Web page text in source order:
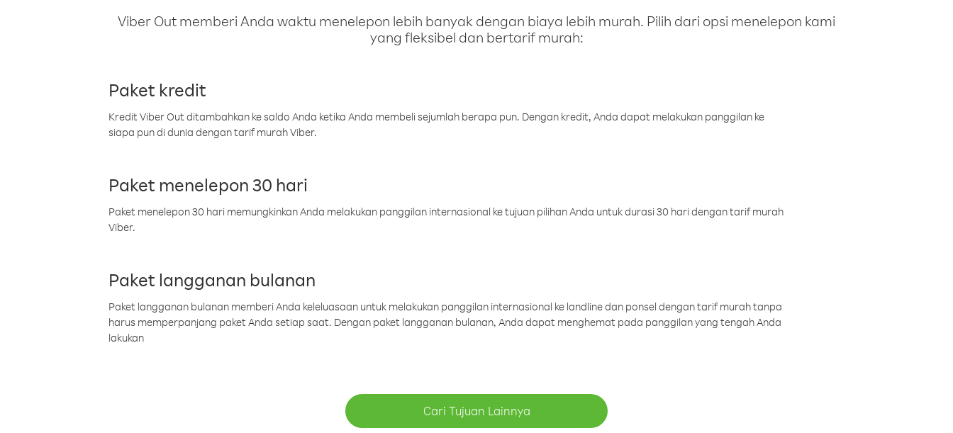
Viber Out memberi Anda waktu menelepon lebih banyak dengan biaya lebih murah. Pilih dari opsi menelepon kami
yang fleksibel dan bertarif murah:
Paket kredit
Kredit Viber Out ditambahkan ke saldo Anda ketika Anda membeli sejumlah berapa pun. Dengan kredit, Anda dapat melakukan panggilan ke
siapa pun di dunia dengan tarif murah Viber.
Paket menelepon 30 hari
Paket menelepon 30 hari memungkinkan Anda melakukan panggilan internasional ke tujuan pilihan Anda untuk durasi 30 hari dengan tarif murah
Viber.
Paket langganan bulanan
Paket langganan bulanan memberi Anda keleluasaan untuk melakukan panggilan internasional ke landline dan ponsel dengan tarif murah tanpa
harus memperpanjang paket Anda setiap saat. Dengan paket langganan bulanan, Anda dapat menghemat pada panggilan yang tengah Anda
lakukan
Cari Tujuan Lainnya